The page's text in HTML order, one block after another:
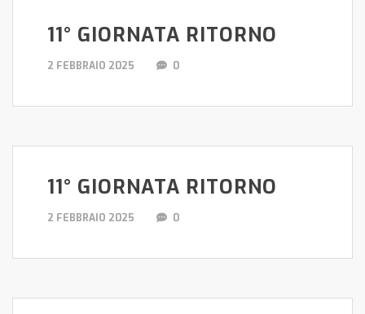
11° GIORNATA RITORNO
2 FEBBRAIO 2025 0
11° GIORNATA RITORNO
2 FEBBRAIO 2025 0